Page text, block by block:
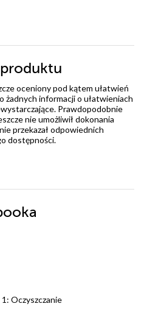
oceniony pod kątem ułatwień
żadnych informacji o ułatwieniach
Prawdopodobnie
nie umożliwił dokonania
przekazał odpowiednich
dostępności.
Oczyszczanie